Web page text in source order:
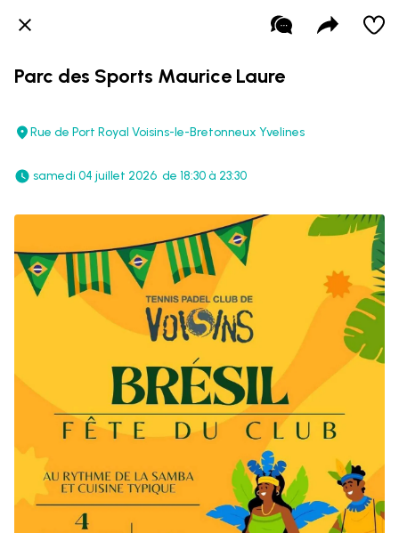
Parc des Sports Maurice Laure
Rue de Port Royal Voisins-le-Bretonneux Yvelines
samedi 04 juillet 2026  de 18:30 à 23:30